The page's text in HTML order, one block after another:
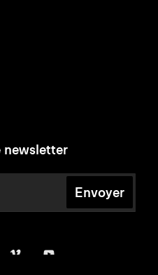
newsletter
Envoyer